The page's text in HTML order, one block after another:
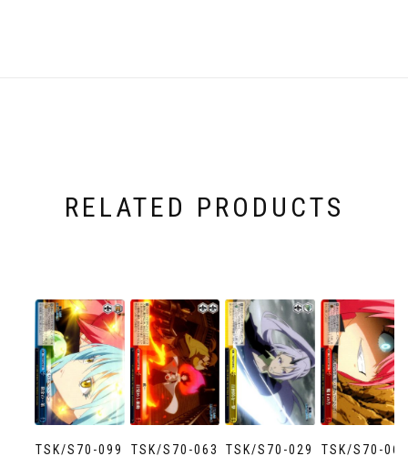
RELATED PRODUCTS
TSK/S70-099 TSK/S70-063 TSK/S70-029 TSK/S70-061